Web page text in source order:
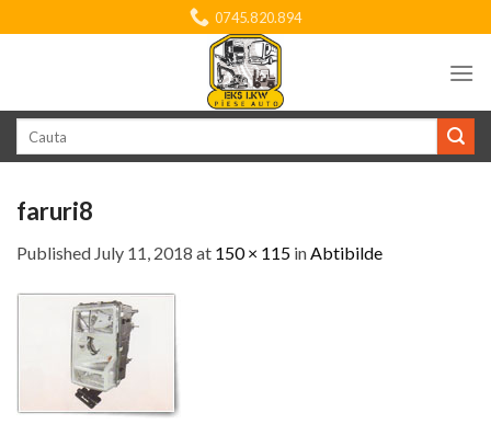
to
0745.820.894
faruri8
Published July 11, 2018 at 150 × 115 inAbtibilde